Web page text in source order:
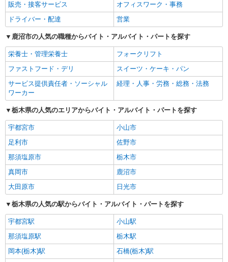
販売・接客サービス
オフィスワーク・事務
ドライバー・配達
営業
鹿沼市の人気の職種からバイト・アルバイト・パートを探す
栄養士・管理栄養士
フォークリフト
ファストフード・デリ
スイーツ・ケーキ・パン
サービス提供責任者・ソーシャル
ワーカー
経理・人事・労務・総務・法務
栃木県の人気のエリアからバイト・アルバイト・パートを探す
宇都宮市
小山市
足利市
佐野市
那須塩原市
栃木市
真岡市
鹿沼市
大田原市
日光市
栃木県の人気の駅からバイト・アルバイト・パートを探す
宇都宮駅
小山駅
那須塩原駅
栃木駅
岡本(栃木)駅
石橋(栃木)駅